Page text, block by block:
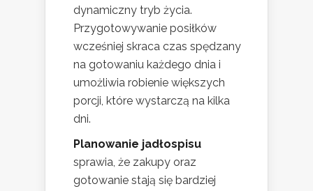
dynamiczny tryb życia.
Przygotowywanie posiłków
wcześniej skraca czas spędzany
na gotowaniu każdego dnia i
umożliwia robienie większych
porcji, które wystarczą na kilka
dni.
Planowanie jadłospisu
sprawia, że zakupy oraz
gotowanie stają się bardziej